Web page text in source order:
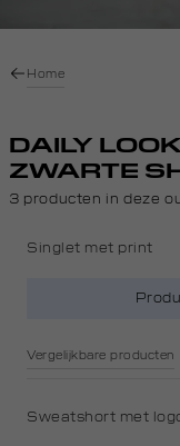
Home
DAILY
ZWARTE
3 producten in deze
Singlet met print
Vergelijkbare producten
Sweatshort met